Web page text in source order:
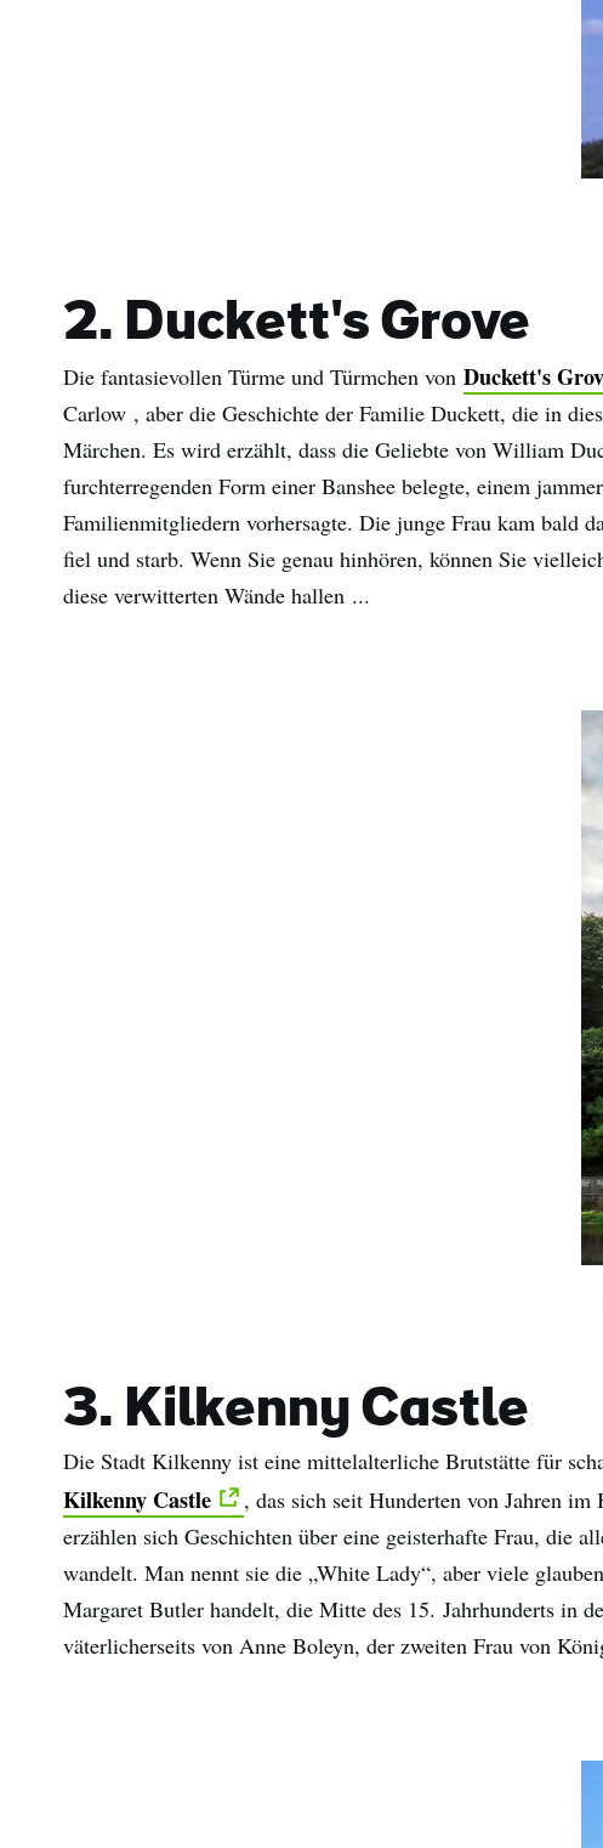
E-
Mail-
Adresse
Mit
2. Duckett's Grove
Die fantasievollen Türme und Türmchen von Duckett's
Carlow , aber die Geschichte der Familie Duckett, die in
Märchen. Es wird erzählt, dass die Geliebte von William
furchterregenden Form einer Banshee belegte, einem
Familienmitgliedern vorhersagte. Die junge Frau kam bald
fiel und starb. Wenn Sie genau hinhören, können Sie
diese verwitterten Wände hallen ...
3. Kilkenny Castle
Die Stadt Kilkenny ist eine mittelalterliche Brutstätte für
Kilkenny Castle
, das sich seit Hunderten von Jahren
erzählen sich Geschichten über eine geisterhafte Frau, die
wandelt. Man nennt sie die „White Lady“, aber viele
Margaret Butler handelt, die Mitte des 15. Jahrhunderts in
väterlicherseits von Anne Boleyn, der zweiten Frau von